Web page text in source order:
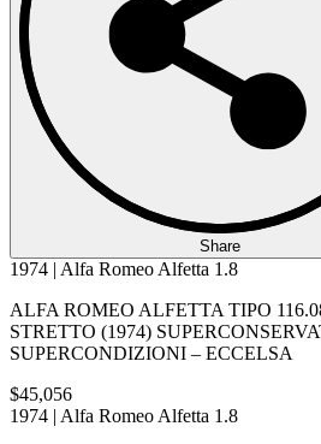
Share
1974 | Alfa Romeo Alfetta 1.8
ALFA ROMEO ALFETTA TIPO
STRETTO (1974)
SUPERCONDIZIONI – ECCELSA
$45,056
1974 | Alfa Romeo Alfetta 1.8